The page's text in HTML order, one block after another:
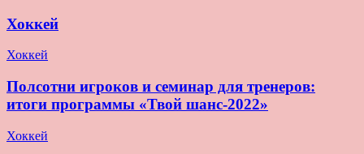
Хоккей
Хоккей
Полсотни игроков и семинар для тренеров:
итоги программы «Твой шанс-2022»
Хоккей